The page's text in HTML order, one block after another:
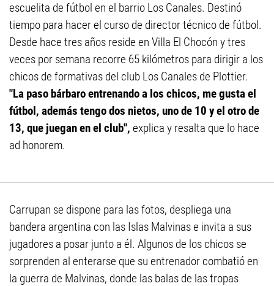
escuelita de fútbol en el barrio Los Canales. Destinó
tiempo para hacer el curso de director técnico de fútbol.
Desde hace tres años reside en Villa El Chocón y tres
veces por semana recorre 65 kilómetros para dirigir a los
chicos de formativas del club Los Canales de Plottier.
"La paso bárbaro entrenando a los chicos, me gusta el
fútbol, además tengo dos nietos, uno de 10 y el otro de
13, que juegan en el club", explica y resalta que lo hace
ad honorem.
Carrupan se dispone para las fotos, despliega una
bandera argentina con las Islas Malvinas e invita a sus
jugadores a posar junto a él. Algunos de los chicos se
sorprenden al enterarse que su entrenador combatió en
la guerra de Malvinas, donde las balas de las tropas